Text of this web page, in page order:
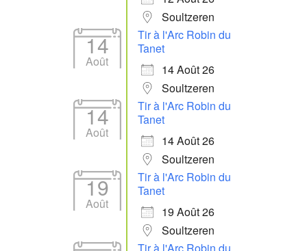
Soultzeren
14
Août
Tir à l'Arc Robin du
Tanet
14 Août 26
Soultzeren
14
Août
Tir à l'Arc Robin du
Tanet
14 Août 26
Soultzeren
19
Août
Tir à l'Arc Robin du
Tanet
19 Août 26
Soultzeren
Tir à l'Arc Robin du